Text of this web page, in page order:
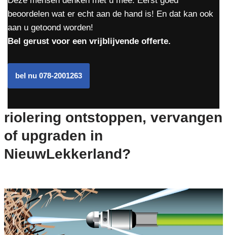
beoordelen wat er echt aan de hand is! En dat kan ook
aan u getoond worden!
Bel gerust voor een vrijblijvende offerte.
bel nu 078-2001263
riolering ontstoppen, vervangen
of upgraden in
NieuwLekkerland?